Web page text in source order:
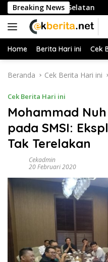
Langsung
ke
konten
Breaking News
Jakarta Selatan
Home Berita Hari ini Cek
Beranda Cek Berita Hari ini
Cek Berita Hari ini
Mohammad
pada SMSI:
Tak Terelakan
Cekadmin
20 Februari 2020